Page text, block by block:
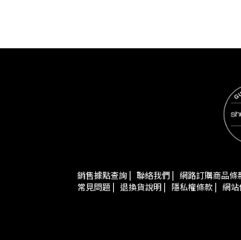
銷售據點查詢 | 聯絡我們 | 網路訂購商品條
常見問題 | 退換貨說明 | 隱私權條款 | 網站